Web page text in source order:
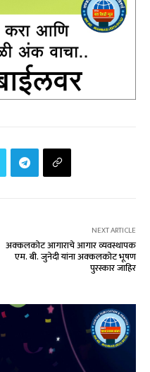
NEXT ARTICLE
अक्कलकोट आगाराचे आगार व्यवस्थापक
एम. बी. जुनेदी यांना अक्कलकोट भूषण
पुरस्कार जाहिर